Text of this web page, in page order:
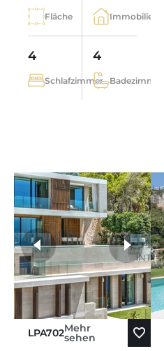
Fläche Immobilie
4
Schlafzimmer
4
Badezimmer
LPA702Mehr
sehen
weitere Fotos